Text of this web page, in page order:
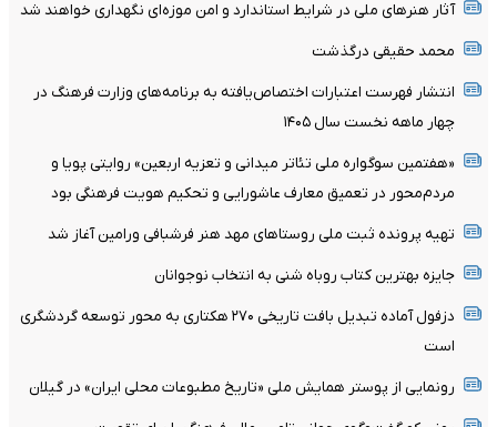
آثار هنرهای ملی در شرایط استاندارد و امن موزه‌ای نگهداری خواهند شد
محمد حقیقی درگذشت
انتشار فهرست اعتبارات اختصاص‌یافته به برنامه‌های وزارت فرهنگ در
چهار ماهه نخست سال ۱۴۰۵
«هفتمین سوگواره ملی تئاتر میدانی و تعزیه اربعین» روایتی پویا و
مردم‌محور در تعمیق معارف عاشورایی و تحکیم هویت فرهنگی بود
تهیه پرونده ثبت ملی روستاهای مهد هنر فرشبافی ورامین آغاز شد
جایزه بهترین کتاب روباه شنی به انتخاب نوجوانان
دزفول آماده تبدیل بافت تاریخی ۲۷۰ هکتاری به محور توسعه گردشگری
است
رونمایی از پوستر همایش ملی «تاریخ مطبوعات محلی ایران» در گیلان